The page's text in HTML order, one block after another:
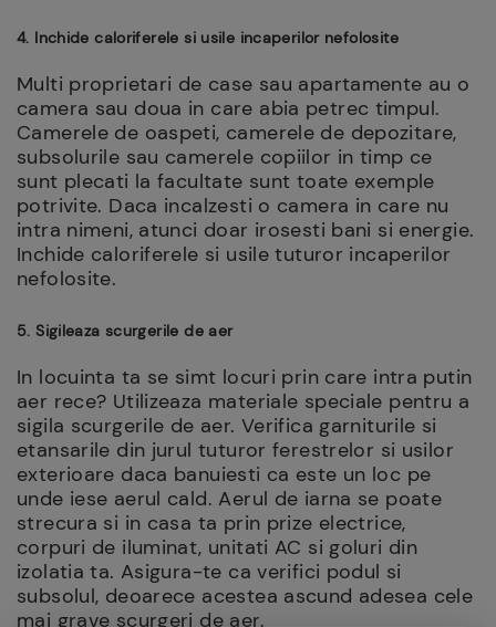
4. Inchide caloriferele si usile incaperilor nefolosite
Multi proprietari de case sau apartamente au o
camera sau doua in care abia petrec timpul.
Camerele de oaspeti, camerele de depozitare,
subsolurile sau camerele copiilor in timp ce
sunt plecati la facultate sunt toate exemple
potrivite. Daca incalzesti o camera in care nu
intra nimeni, atunci doar irosesti bani si energie.
Inchide caloriferele si usile tuturor incaperilor
nefolosite.
5. Sigileaza scurgerile de aer
In locuinta ta se simt locuri prin care intra putin
aer rece? Utilizeaza materiale speciale pentru a
sigila scurgerile de aer. Verifica garniturile si
etansarile din jurul tuturor ferestrelor si usilor
exterioare daca banuiesti ca este un loc pe
unde iese aerul cald. Aerul de iarna se poate
strecura si in casa ta prin prize electrice,
corpuri de iluminat, unitati AC si goluri din
izolatia ta. Asigura-te ca verifici podul si
subsolul, deoarece acestea ascund adesea cele
mai grave scurgeri de aer.